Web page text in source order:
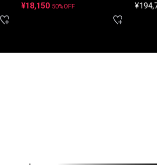
¥18,150 50%OFF